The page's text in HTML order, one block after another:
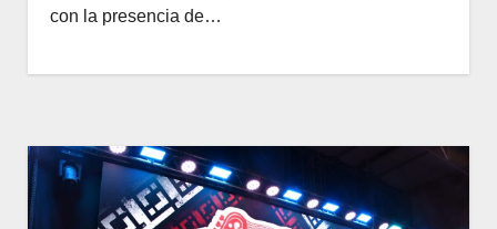
con la presencia de…